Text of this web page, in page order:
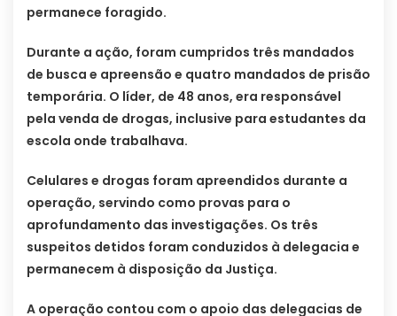
permanece foragido.
Durante a ação, foram cumpridos três mandados
de busca e apreensão e quatro mandados de prisão
temporária. O líder, de 48 anos, era responsável
pela venda de drogas, inclusive para estudantes da
escola onde trabalhava.
Celulares e drogas foram apreendidos durante a
operação, servindo como provas para o
aprofundamento das investigações. Os três
suspeitos detidos foram conduzidos à delegacia e
permanecem à disposição da Justiça.
A operação contou com o apoio das delegacias de